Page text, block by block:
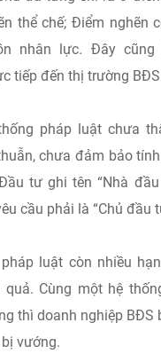
thể chế; Điểm nghẽn
nhân lực. Đây cũng
tiếp đến thị trường
pháp luật chưa
chưa đảm bảo
tư ghi tên “Nhà
cầu phải là “Chủ đầu
luật còn nhiều
quả. Cùng một hệ
thì doanh nghiệp BĐS
vướng.